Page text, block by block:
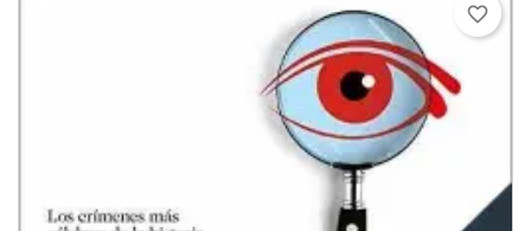
favorite_border